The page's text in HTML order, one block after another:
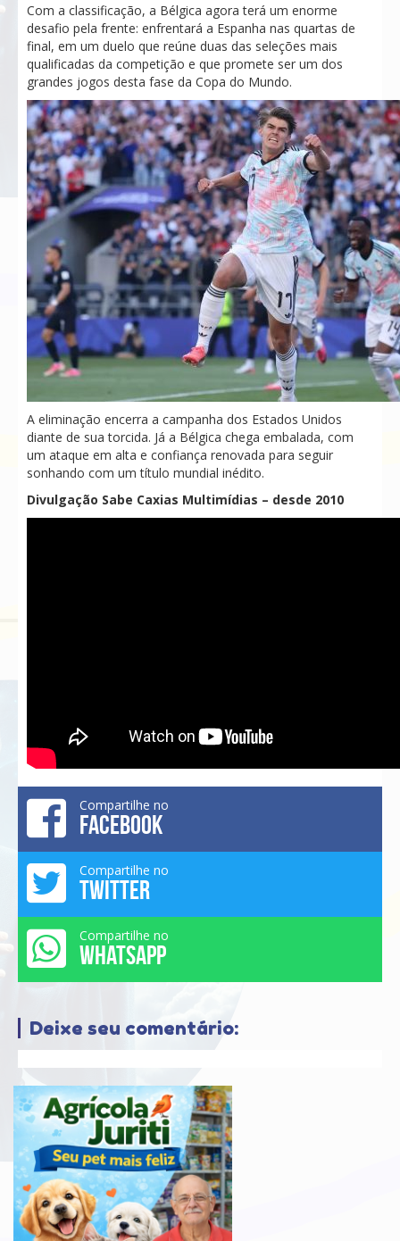
Com a classificação, a Bélgica agora terá um enorme
desafio pela frente: enfrentará a Espanha nas quartas de
final, em um duelo que reúne duas das seleções mais
qualificadas da competição e que promete ser um dos
grandes jogos desta fase da Copa do Mundo.
A eliminação encerra a campanha dos Estados Unidos
diante de sua torcida. Já a Bélgica chega embalada, com
um ataque em alta e confiança renovada para seguir
sonhando com um título mundial inédito.
Divulgação Sabe Caxias Multimídias – desde 2010
Compartilhe no
FACEBOOK
Compartilhe no
TWITTER
Compartilhe no
WHATSAPP
Deixe seu comentário: